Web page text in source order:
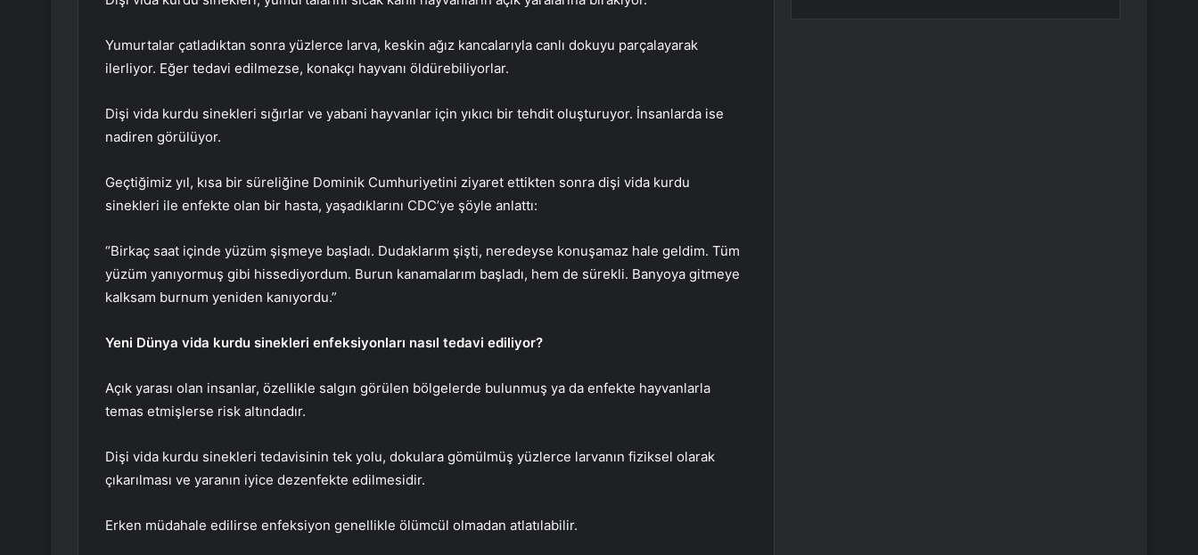
Yumurtalar çatladıktan sonra yüzlerce larva, keskin ağız kancalarıyla canlı dokuyu parçalayarak
ilerliyor. Eğer tedavi edilmezse, konakçı hayvanı öldürebiliyorlar.
Dişi vida kurdu sinekleri sığırlar ve yabani hayvanlar için yıkıcı bir tehdit oluşturuyor. İnsanlarda ise
nadiren görülüyor.
Geçtiğimiz yıl, kısa bir süreliğine Dominik Cumhuriyetini ziyaret ettikten sonra dişi vida kurdu
sinekleri ile enfekte olan bir hasta, yaşadıklarını CDC’ye şöyle anlattı:
“Birkaç saat içinde yüzüm şişmeye başladı. Dudaklarım şişti, neredeyse konuşamaz hale geldim. Tüm
yüzüm yanıyormuş gibi hissediyordum. Burun kanamalarım başladı, hem de sürekli. Banyoya gitmeye
kalksam burnum yeniden kanıyordu.”
Yeni Dünya vida kurdu sinekleri enfeksiyonları nasıl tedavi ediliyor?
Açık yarası olan insanlar, özellikle salgın görülen bölgelerde bulunmuş ya da enfekte hayvanlarla
temas etmişlerse risk altındadır.
Dişi vida kurdu sinekleri tedavisinin tek yolu, dokulara gömülmüş yüzlerce larvanın fiziksel olarak
çıkarılması ve yaranın iyice dezenfekte edilmesidir.
Erken müdahale edilirse enfeksiyon genellikle ölümcül olmadan atlatılabilir.